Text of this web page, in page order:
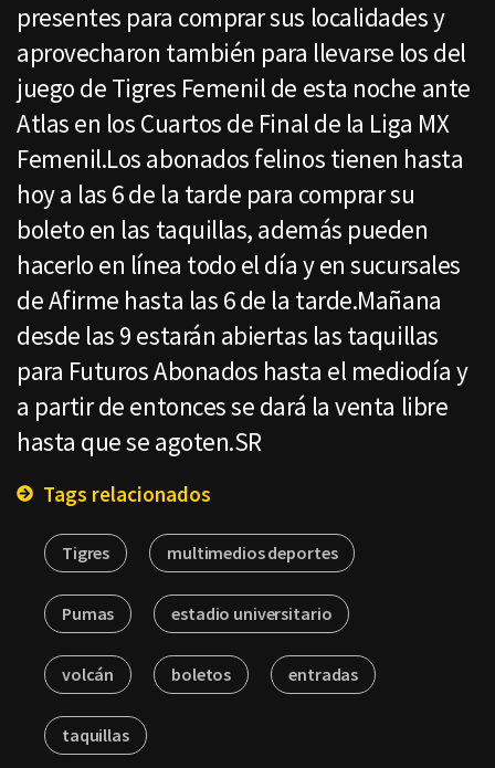
presentes para comprar sus localidades y
aprovecharon también para llevarse los del
juego de Tigres Femenil de esta noche ante
Atlas en los Cuartos de Final de la Liga MX
Femenil.Los abonados felinos tienen hasta
hoy a las 6 de la tarde para comprar su
boleto en las taquillas, además pueden
hacerlo en línea todo el día y en sucursales
de Afirme hasta las 6 de la tarde.Mañana
desde las 9 estarán abiertas las taquillas
para Futuros Abonados hasta el mediodía y
a partir de entonces se dará la venta libre
hasta que se agoten.SR
Tags relacionados
Tigres multimedios deportes
Pumas estadio universitario
volcán boletos entradas
taquillas